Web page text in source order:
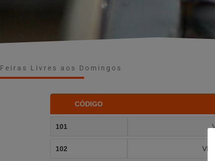
Feiras Livres aos Domingos
CÓDIGO
101
102